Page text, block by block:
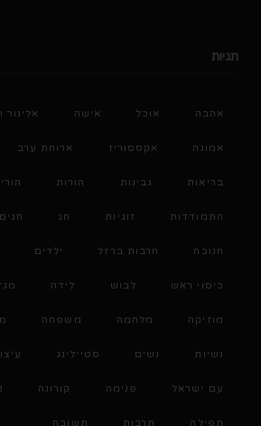
תגיות
אהבה אוכל אישה
אמונה אקססוריז ארוחת ערב
בריאות גבינות הורות
התמודדות זוגיות חג חגים
חנוכה חרבות ברזל ילדים
כיסוי ראש לבוש לידה
מוזיקה מלחמה משפחה
נשיות נשים סטיילינג
עם ישראל פנימה קורונה
תפילה תרבות תשובה